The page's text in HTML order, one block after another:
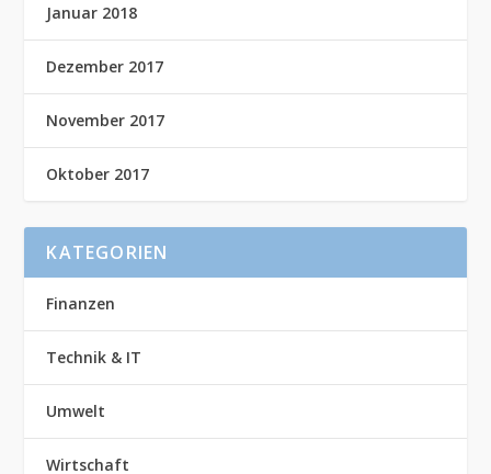
Januar 2018
Dezember 2017
November 2017
Oktober 2017
KATEGORIEN
Finanzen
Technik & IT
Umwelt
Wirtschaft